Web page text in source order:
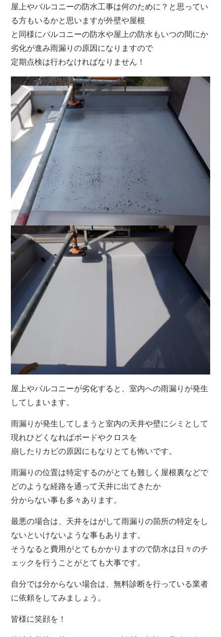
屋上やバルコニーの防水工事は何のために？と思ってい
る方もいるかと思いますが外壁や屋根
と同様にバルコニーの防水や屋上の防水もいつの間にか
劣化が進み雨漏りの原因になりますので
定期点検は行わなければなりません！
屋上やバルコニーが劣化すると、室内への雨漏りが発生
してしまいます。
雨漏りが発生してしまうと室内の天井や壁にシミとして
現れひどくなればボードやクロスを
崩したりカビの原因にもなりとても怖いです。
雨漏りの位置は特定するのがとても難しく屋根裏などで
どのような経路を通って天井に出てきたか
分からない事も多々あります。
最悪の場合は、天井をはがして雨漏りの箇所の特定をし
ないといけないような事もあります。
そうなると費用がとてもかかりますので防水は日々のチ
ェックを行うことがとても大事です。
自分では分からない場合は、無料診断を行っている業者
に依頼をしてみましょう。
皆様に笑顔を！